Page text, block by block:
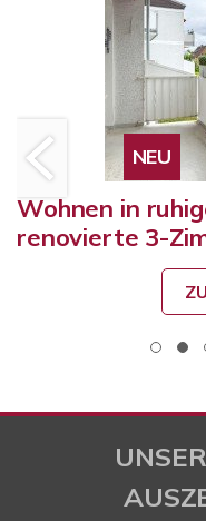
NEU
Wohnen in
renovierte 3-